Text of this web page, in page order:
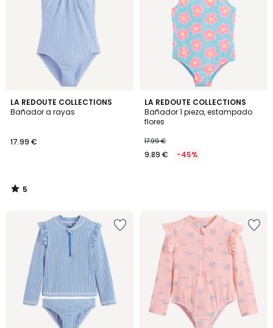
LA REDOUTE COLLECTIONS
Bañador a rayas
€.
17.99 €
5
/
5
/
LA REDOUTE COLLECTIONS
Bañador 1 pieza, estampado
flores
17.99 €
9.89 € -45%